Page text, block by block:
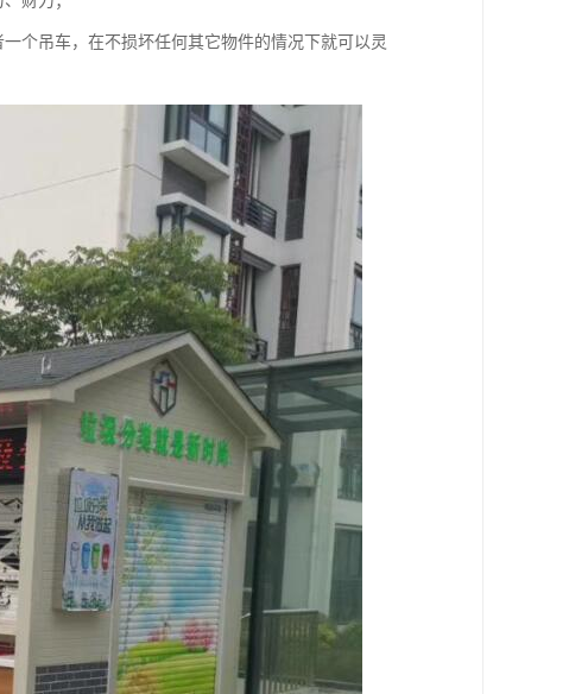
个吊车，在不损坏任何其它物件的情况下就可以灵